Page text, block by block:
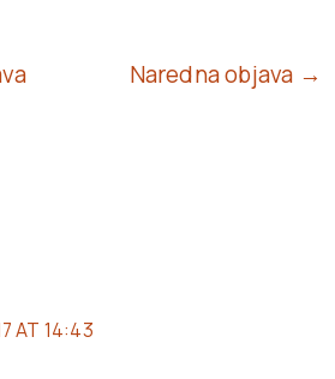
Naredna objava →
AT 14:43